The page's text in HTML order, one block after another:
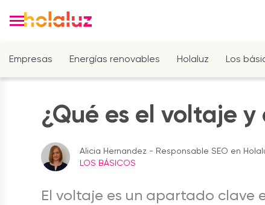
Empresas Energías renovables Holaluz Los
¿Qué es el voltaje
Alicia Hernandez - Responsable SEO en
LOS BÁSICOS
El voltaje es un apartado clave